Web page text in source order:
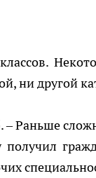
ни другой
– Раньше
получил